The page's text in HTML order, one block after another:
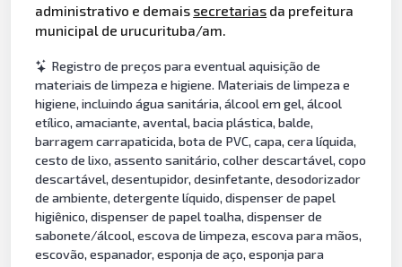
administrativo e demais secretarias da prefeitura
municipal de urucurituba/am.
Registro de preços para eventual aquisição de
materiais de limpeza e higiene. Materiais de limpeza e
higiene, incluindo água sanitária, álcool em gel, álcool
etílico, amaciante, avental, bacia plástica, balde,
barragem carrapaticida, bota de PVC, capa, cera líquida,
cesto de lixo, assento sanitário, colher descartável, copo
descartável, desentupidor, desinfetante, desodorizador
de ambiente, detergente líquido, dispenser de papel
higiênico, dispenser de papel toalha, dispenser de
sabonete/álcool, escova de limpeza, escova para mãos,
escovão, espanador, esponja de aço, esponja para